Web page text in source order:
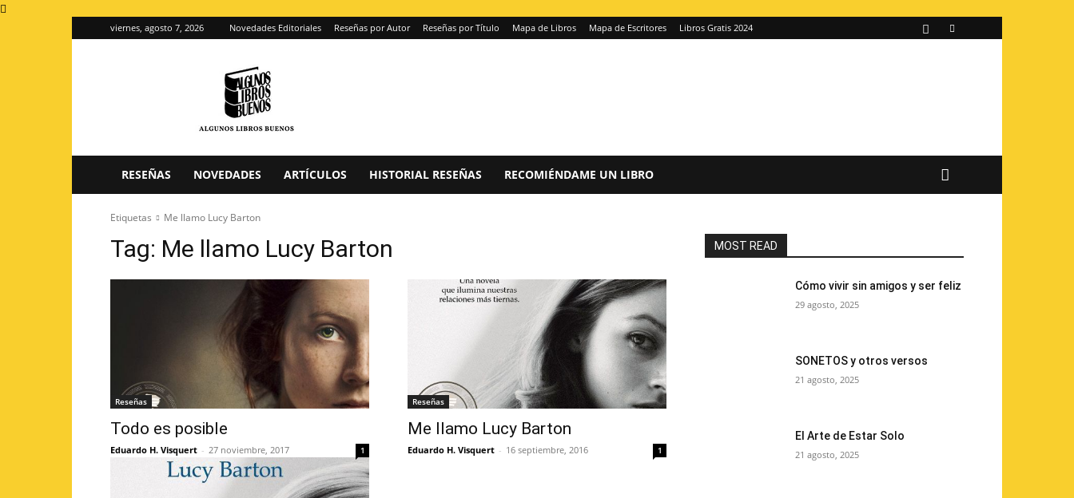
viernes, agosto 7, 2026 Novedades Editoriales Reseñas por Autor Reseñas por Título Mapa de Libros Mapa de Escritores Libros Gratis 2024
de
reseñas
RESEÑAS NOVEDADES ARTÍCULOS HISTORIAL RESEÑAS RECOMIÉNDAME UN LIBRO
Etiquetas Me llamo Lucy Barton
Tag: Me llamo Lucy Barton
Reseñas
Todo es posible
Eduardo H. Visquert - 27 noviembre, 2017 1
Reseñas
Me llamo Lucy Barton
Eduardo H. Visquert - 16 septiembre, 2016 1
MOST READ
Cómo vivir sin amigos y ser feliz
29 agosto, 2025
SONETOS y otros versos
21 agosto, 2025
El Arte de Estar Solo
21 agosto, 2025